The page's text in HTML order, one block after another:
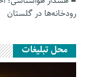
رودخانه‌ها در گلستان
محل تبلیغات